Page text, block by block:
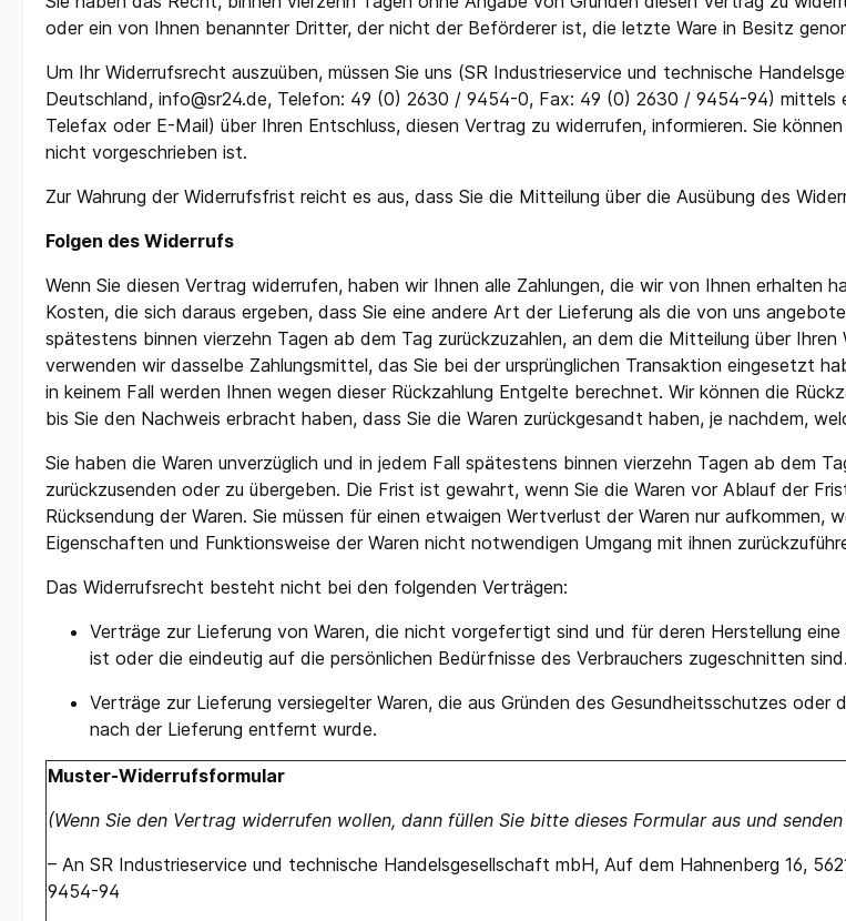
Zur Kategorie Arbeitskleidung
Arbeitsjacken Damen
oder ein von Ihnen benannter Dritter, der nicht der Beförderer ist, die letzte Ware in Besitz
Um Ihr Widerrufsrecht auszuüben, müssen Sie uns (SR Industrieservice und technische
Deutschland, info@sr24.de, Telefon: 49 (0) 2630 / 9454-0, Fax: 49 (0) 2630 / 9454-94) mittels
Telefax oder E-Mail) über Ihren Entschluss, diesen Vertrag zu widerrufen, informieren. Sie
nicht vorgeschrieben ist.
Zur Wahrung der Widerrufsfrist reicht es aus, dass Sie die Mitteilung über die Ausübung des
Folgen des Widerrufs
Wenn Sie diesen Vertrag widerrufen, haben wir Ihnen alle Zahlungen, die wir von Ihnen erhalten
Kosten, die sich daraus ergeben, dass Sie eine andere Art der Lieferung als die von uns
spätestens binnen vierzehn Tagen ab dem Tag zurückzuzahlen, an dem die Mitteilung über
verwenden wir dasselbe Zahlungsmittel, das Sie bei der ursprünglichen Transaktion eingesetzt
in keinem Fall werden Ihnen wegen dieser Rückzahlung Entgelte berechnet. Wir können die
bis Sie den Nachweis erbracht haben, dass Sie die Waren zurückgesandt haben, je nachdem,
Sie haben die Waren unverzüglich und in jedem Fall spätestens binnen vierzehn Tagen ab dem
zurückzusenden oder zu übergeben. Die Frist ist gewahrt, wenn Sie die Waren vor Ablauf der
Rücksendung der Waren. Sie müssen für einen etwaigen Wertverlust der Waren nur
Eigenschaften und Funktionsweise der Waren nicht notwendigen Umgang mit ihnen
Das Widerrufsrecht besteht nicht bei den folgenden Verträgen:
Verträge zur Lieferung von Waren, die nicht vorgefertigt sind und für deren Herstellung
ist oder die eindeutig auf die persönlichen Bedürfnisse des Verbrauchers zugeschnitten sind.
Verträge zur Lieferung versiegelter Waren, die aus Gründen des Gesundheitsschutzes
nach der Lieferung entfernt wurde.
Muster-Widerrufsformular
(Wenn Sie den Vertrag widerrufen wollen, dann füllen Sie bitte dieses Formular aus und
– An SR Industrieservice und technische Handelsgesellschaft mbH, Auf dem Hahnenberg 16,
9454-94